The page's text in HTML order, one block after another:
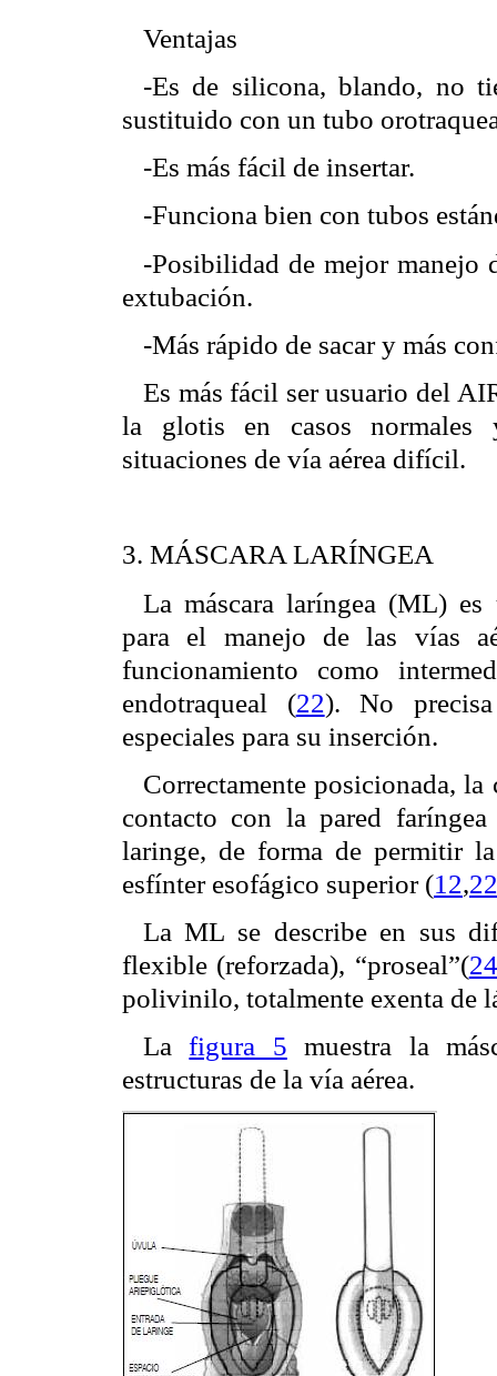
Ventajas
-Es de silicona, blando, no
sustituido con un tubo
-Es más fácil de insertar.
-Funciona bien con tubos
-Posibilidad de mejor manejo
extubación.
-Más rápido de sacar y más
Es más fácil ser usuario del
la glotis en casos normales
situaciones de vía aérea difícil.
3. MÁSCARA LARÍNGEA
La máscara laríngea (ML)
para el manejo de las vías
funcionamiento como
endotraqueal (22). No
especiales para su inserción.
Correctamente posicionada,
contacto con la pared
laringe, de forma de permitir
esfínter esofágico superior (12,22
La ML se describe en sus
flexible (reforzada), “proseal”(24
polivinilo, totalmente exenta de
Lafigura 5 muestra la
estructuras de la vía aérea.